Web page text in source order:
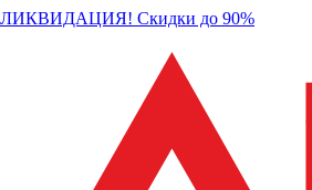
ЛИКВИДАЦИЯ! Скидки до 90%